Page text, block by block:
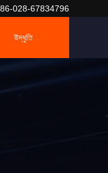
86-028-67834796
উদ্ধৃতি